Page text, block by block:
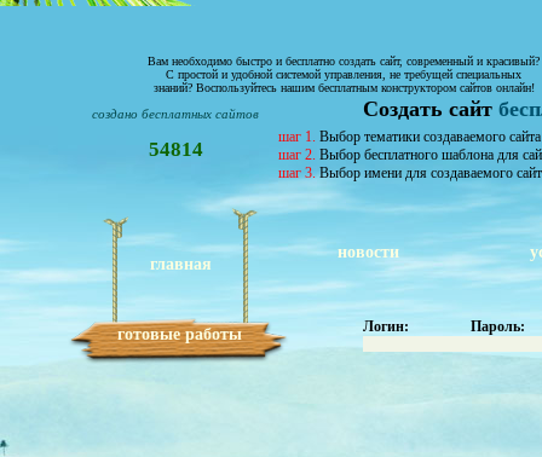
Вам необходимо быстро и бесплатно создать сайт, современный и красивый?
С простой и удобной системой управления, не требущей специальных
знаний? Воспользуйтесь нашим бесплатным конструктором сайтов онлайн!
создано бесплатных сайтов
54814
Создать сайт
шаг 1. Выбор тематики создаваемого сайта
шаг 2. Выбор бесплатного шаблона для
шаг 3.Выбор имени для создаваемого
готовые работы
главная
новости
Логин: Пароль: